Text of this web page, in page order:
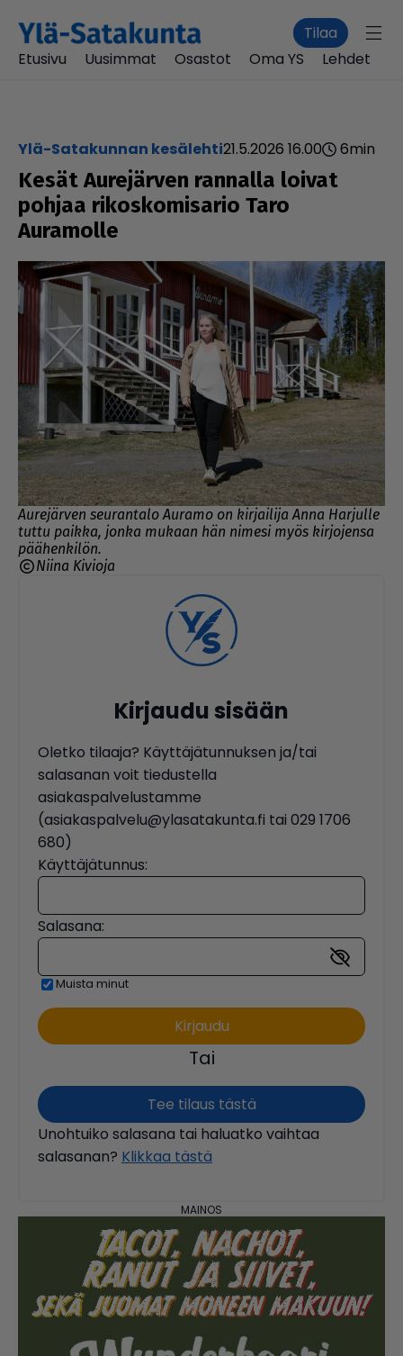
Tilaa
Etusivu
Uusimmat Osastot Oma YS Lehdet
Ylä-Satakunnan kesälehti21.5.2026 16.00 6min
Kesät Aure­jär­ven rannalla loivat
pohjaa rikos­ko­mi­sa­rio Taro
Auramolle
Aurejärven seurantalo Auramo on kirjailija Anna Harjulle
tuttu paikka, jonka mukaan hän nimesi myös kirjojensa
päähenkilön.
Niina Kivioja
Kirjaudu sisään
Oletko tilaaja? Käyttäjätunnuksen ja/tai
salasanan voit tiedustella
asiakaspalvelustamme
(asiakaspalvelu@ylasatakunta.fi tai 029 1706
680)
Käyttäjätunnus:
Salasana:
Muista minut
Tai
Tee tilaus tästä
Unohtuiko salasana tai haluatko vaihtaa
salasanan? Klikkaa tästä